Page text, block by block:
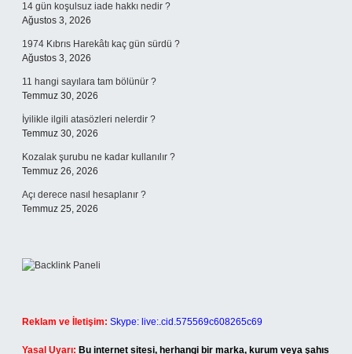
14 gün koşulsuz iade hakkı nedir ?
Ağustos 3, 2026
1974 Kıbrıs Harekâtı kaç gün sürdü ?
Ağustos 3, 2026
11 hangi sayılara tam bölünür ?
Temmuz 30, 2026
İyilikle ilgili atasözleri nelerdir ?
Temmuz 30, 2026
Kozalak şurubu ne kadar kullanılır ?
Temmuz 26, 2026
Açı derece nasıl hesaplanır ?
Temmuz 25, 2026
Reklam ve İletişim: Skype: live:.cid.575569c608265c69
Yasal Uyarı: Bu internet sitesi, herhangi bir marka, kurum veya şahıs